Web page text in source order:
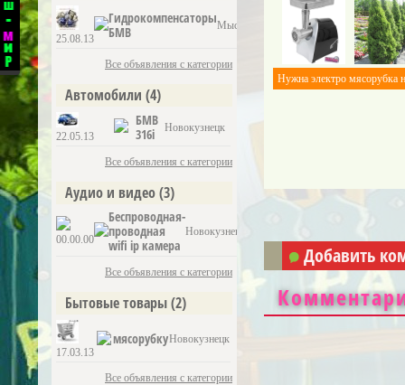
25.08.13
Гидрокомпенсаторы
БМВ
Мыски
Все объявления с категории
Автомобили (4)
22.05.13
БМВ
316i
Новокузнецк
Все объявления с категории
Аудио и видео(3)
00.00.00
Беспроводная-
проводная
wifi ip камера
Новокузнецк
Все объявления с категории
Бытовые товары(2)
17.03.13
мясорубкуНовокузнецк
Все объявления с категории
Нужна электро мясорубка
Добавить